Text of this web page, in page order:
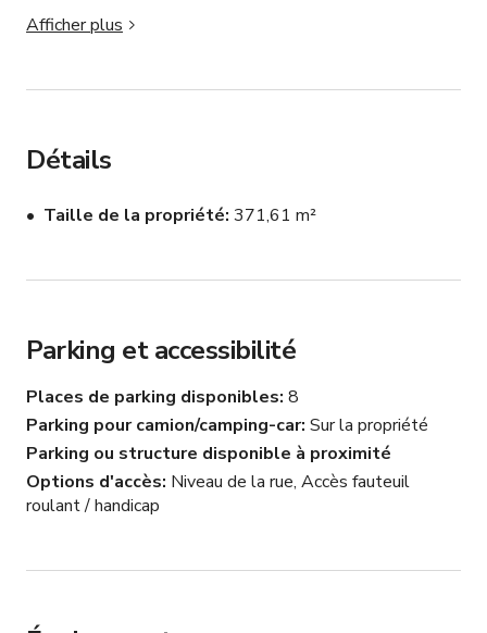
✨ La magie des fêtes arrive en avance au Palais de la
Pantoufle de Verre ! 🎄 Notre magnifique sapin de Noël
pour toutes vos séances photo et événements de
maintenant et capturez l'éclat !!✨💫
Parking privé GRATUIT sur place disponible derrière le
*SI VOUS VOULEZ UN SAMEDI OU DIMANCHE ET
POUR VÉRIFIER LA DISPONIBILITÉ !
-Accès à TOUS les lieux de tournage - 4 000 pieds
carrés
Le Palais de la Pantoufle de Verre (Rez-de-chaussée /
Afficher plus
Détails
Taille de la propriété 371,61 m²
Parking et accessibilité
Places de parking disponibles 8
Parking pour camion/camping-car Sur la propriété
Parking ou structure disponible à proximité
Options d'accès Niveau de la rue, Accès fauteuil
roulant / handicap